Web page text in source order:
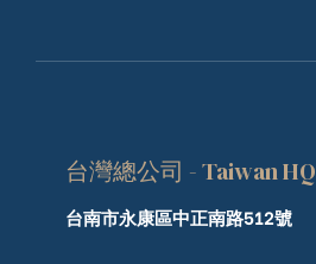
台灣總公司 - Taiwan HQ
台南市永康區中正南路512號